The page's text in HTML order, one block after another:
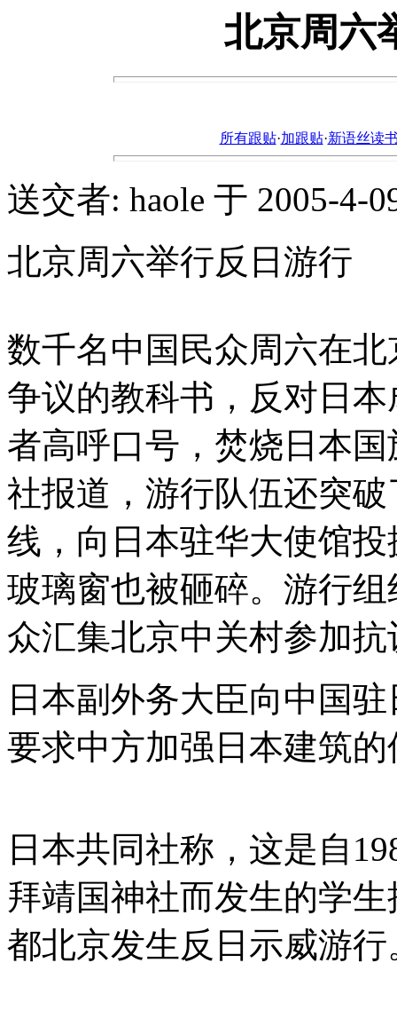
北京周六
所有跟贴·加跟贴·新语丝读
送交者: haole 于 2005-4-
北京周六举行反日游行
数千名中国民众周六在
争议的教科书，反对日
者高呼口号，焚烧日本
社报道，游行队伍还突
线，向日本驻华大使馆
玻璃窗也被砸碎。游行
众汇集北京中关村参加
日本副外务大臣向中国
要求中方加强日本建筑
日本共同社称，这是自
拜靖国神社而发生的学
都北京发生反日示威游行